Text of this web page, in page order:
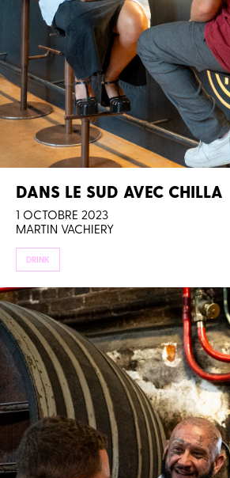
DANS LE SUD AVEC CHILLA
1 OCTOBRE 2023
MARTIN VACHIERY
DRINK